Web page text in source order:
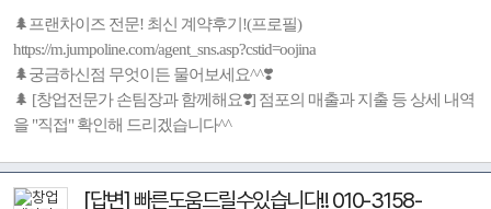
🌲프랜차이즈 전문! 최신 계약후기!(프로필)
https://m.jumpoline.com/agent_sns.asp?cstid=oojina
🌲궁금하신점 무엇이든 물어보세요^^❣️
🌲 [창업전문가 손팀장과 함께해요❣️] 점포의 매출과 지출 등 상세 내역
을 "직접" 확인해 드리겠습니다^^
[답변] 빠른도움드릴수있습니다!! 010-3158-